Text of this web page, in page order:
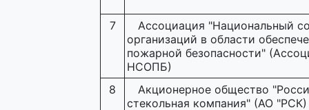
7
Ассоциация "Национальный
организаций в области
пожарной безопасности"
НСОПБ)
8
Акционерное общество
стекольная компания" (АО "РСК)